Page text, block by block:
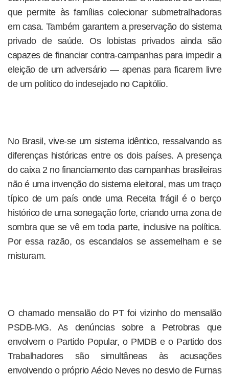
que permite às famílias colecionar submetralhadoras
em casa. Também garantem a preservação do sistema
privado de saúde. Os lobistas privados ainda são
capazes de financiar contra-campanhas para impedir a
eleição de um adversário — apenas para ficarem livre
de um político do indesejado no Capitólio.
No Brasil, vive-se um sistema idêntico, ressalvando as
diferenças históricas entre os dois países. A presença
do caixa 2 no financiamento das campanhas brasileiras
não é uma invenção do sistema eleitoral, mas um traço
típico de um país onde uma Receita frágil é o berço
histórico de uma sonegação forte, criando uma zona de
sombra que se vê em toda parte, inclusive na política.
Por essa razão, os escandalos se assemelham e se
misturam.
O chamado mensalão do PT foi vizinho do mensalão
PSDB-MG. As denúncias sobre a Petrobras que
envolvem o Partido Popular, o PMDB e o Partido dos
Trabalhadores são simultâneas às acusações
envolvendo o próprio Aécio Neves no desvio de Furnas